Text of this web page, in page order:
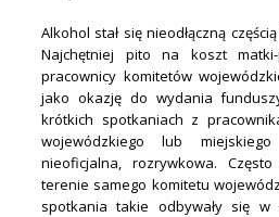
Alkohol stał się nieodłączną
Najchętniej pito na koszt matki-
pracownicy komitetów
jako okazję do wydania
krótkich spotkaniach z
wojewódzkiego lub
nieoficjalna, rozrywkowa.
terenie samego komitetu
spotkania takie odbywały się